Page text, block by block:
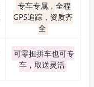
专车专属，全程
GPS追踪，资质齐
全
可零担拼车也可专
车，取送灵活